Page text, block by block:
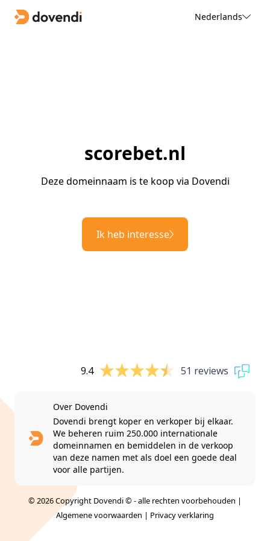
Nederlands
scorebet.nl
Deze domeinnaam is te koop via Dovendi
Ik heb interesse
9.4 51 reviews
Over Dovendi
Dovendi brengt koper en verkoper bij elkaar.
We beheren ruim 250.000 internationale
domeinnamen en bemiddelen in de verkoop
van deze namen met als doel een goede deal
voor alle partijen.
© 2026 Copyright Dovendi © - alle rechten voorbehouden |
Algemene voorwaarden | Privacy verklaring